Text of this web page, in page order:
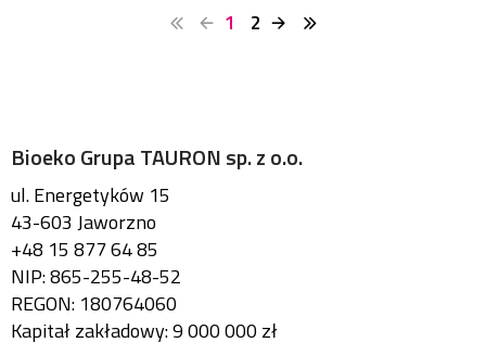
1 2
Bioeko Grupa TAURON sp. z o.o.
ul. Energetyków 15
43-603 Jaworzno
+48 15 877 64 85
NIP: 865-255-48-52
REGON: 180764060
Kapitał zakładowy: 9 000 000 zł